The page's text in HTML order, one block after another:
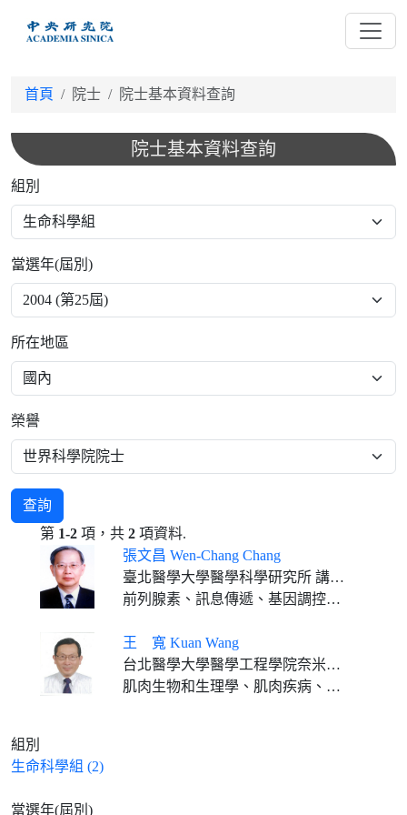
首頁 院士 院士基本資料查詢
院士基本資料查詢
組別
當選年(屆別)
所在地區
榮譽
查詢
第 1-2 項，共 2 項資料.
張文昌 Wen-Chang Chang
臺北醫學大學醫學科學研究所 講座教授
前列腺素、訊息傳遞、基因調控、抗炎藥理學
王 寬 Kuan Wang
台北醫學大學醫學工程學院奈米醫學講座教授
肌肉生物和生理學、肌肉疾病、收縮系統的結構生物學、肌肉蛋白質體學、奈米醫學
組別
生命科學組 (2)
當選年(屆別)